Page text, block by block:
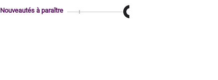
Nouveautés à paraître